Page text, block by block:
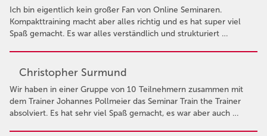
Ich bin eigentlich kein großer Fan von Online Seminaren.
Kompakttraining macht aber alles richtig und es hat super viel
Spaß gemacht. Es war alles verständlich und strukturiert …
Christopher Surmund
Wir haben in einer Gruppe von 10 Teilnehmern zusammen mit
dem Trainer Johannes Pollmeier das Seminar Train the Trainer
absolviert. Es hat sehr viel Spaß gemacht, es war aber auch …